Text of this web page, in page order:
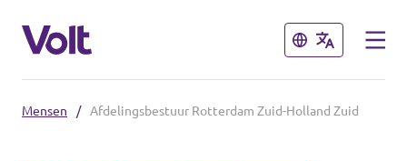
Sluiten
Sluiten
Mensen / Afdelingsbestuur Rotterdam Zuid-Holland Zuid